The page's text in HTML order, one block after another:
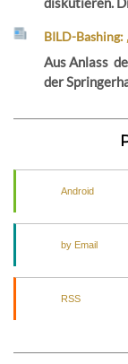
BILD-Bashing:
Aus Anlass
der
Android
by Email
RSS